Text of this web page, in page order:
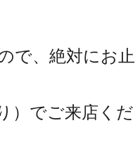
で、絶対にお止
）でご来店くだ